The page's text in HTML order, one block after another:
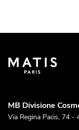
MB Divisione
Via Regina Pacis, 74 -